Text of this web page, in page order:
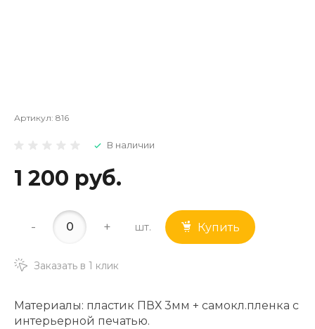
Артикул: 816
В наличии
1 200 руб.
- + шт. Купить
Заказать в 1 клик
Материалы: пластик ПВХ 3мм + самокл.пленка с
интерьерной печатью.